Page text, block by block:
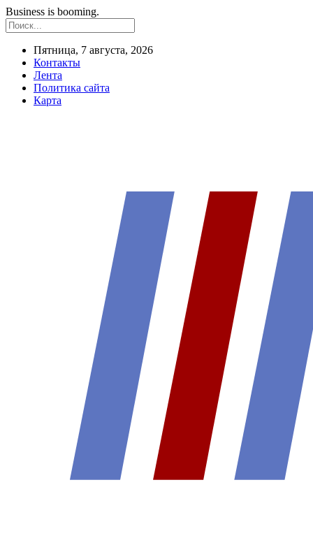
Business is booming.
Пятница, 7 августа, 2026
Контакты
Лента
Политика сайта
Карта